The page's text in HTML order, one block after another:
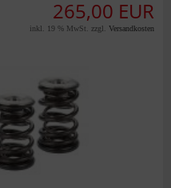
265,00 EUR
inkl. 19 % MwSt. zzgl. Versandkosten